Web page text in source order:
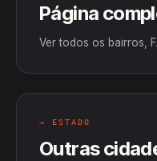
Página
Ver todos os bairros,
→ ESTADO
Outras